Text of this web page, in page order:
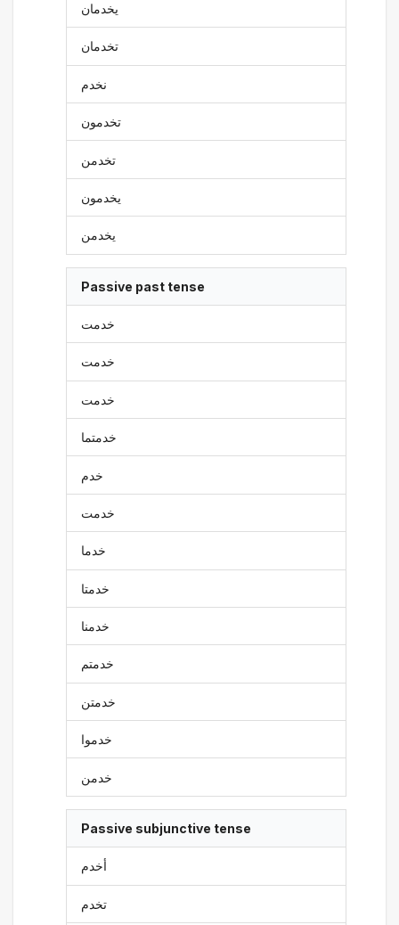
يخدمان
تخدمان
نخدم
تخدمون
تخدمن
يخدمون
يخدمن
Passive past tense
خدمت
خدمت
خدمت
خدمتما
خدم
خدمت
خدما
خدمتا
خدمنا
خدمتم
خدمتن
خدموا
خدمن
Passive subjunctive tense
أخدم
تخدم